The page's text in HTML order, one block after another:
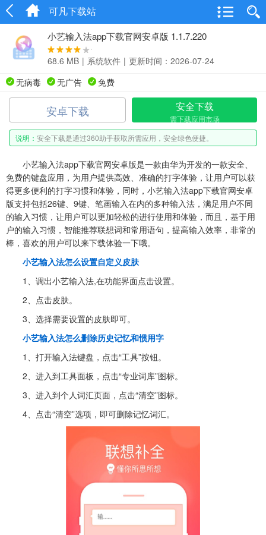
可凡下载站
小艺输入法app下载官网安卓版 1.1.7.220
68.6 MB | 系统软件 | 更新时间：2026-07-24
无病毒
无广告 免费
安卓下载 安全下载
需下载应用市场
说明： 安全下载是通过360助手获取所需应用，安全绿色便捷。
小艺输入法app下载官网安卓版是一款由华为开发的一款安全、
免费的键盘应用，为用户提供高效、准确的打字体验，让用户可以获
得更多便利的打字习惯和体验，同时，小艺输入法app下载官网安卓
版支持包括26键、9键、笔画输入在内的多种输入法，满足用户不同
的输入习惯，让用户可以更加轻松的进行使用和体验，而且，基于用
户的输入习惯，智能推荐联想词和常用语句，提高输入效率，非常的
棒，喜欢的用户可以来下载体验一下哦。
小艺输入法怎么设置自定义皮肤
1、调出小艺输入法,在功能界面点击设置。
2、点击皮肤。
3、选择需要设置的皮肤即可。
小艺输入法怎么删除历史记忆和惯用字
1、打开输入法键盘，点击“工具”按钮。
2、进入到工具面板，点击“专业词库”图标。
3、进入到个人词汇页面，点击“清空”图标。
4、点击“清空”选项，即可删除记忆词汇。